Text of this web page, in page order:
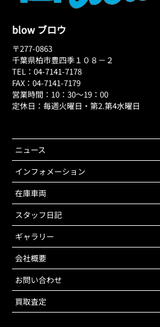
blow ブロウ
〒277-0863
千葉県柏市豊四季１０８－２
TEL：04-7141-7178
FAX：04-7141-7179
営業時間：10：30～19：00
定休日：毎週火曜日・第2.第4水曜日
ニュース
インフォメーション
在庫車両
スタッフ日記
ギャラリー
会社概要
お問い合わせ
買取査定